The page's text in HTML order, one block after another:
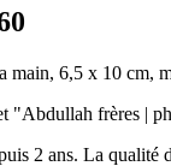
main, 6,5 x 10 cm,
"Abdullah frères |
2 ans. La